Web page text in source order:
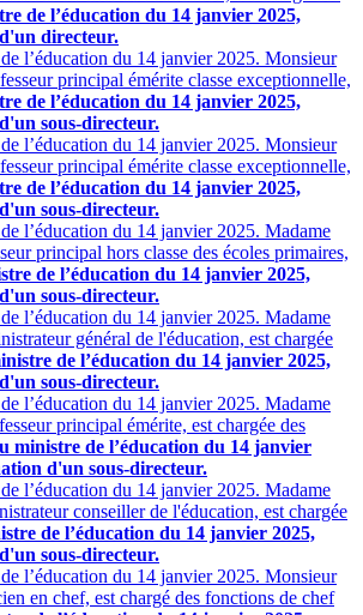
de l’éducation du 14 janvier 2025,
directeur.
l’éducation du 14 janvier 2025. Monsieur
principal émérite classe exceptionnelle,
de l’éducation du 14 janvier 2025,
sous-directeur.
l’éducation du 14 janvier 2025. Monsieur
principal émérite classe exceptionnelle,
de l’éducation du 14 janvier 2025,
sous-directeur.
l’éducation du 14 janvier 2025. Madame
principal hors classe des écoles primaires,
de l’éducation du 14 janvier 2025,
sous-directeur.
l’éducation du 14 janvier 2025. Madame
général de l'éducation, est chargée
de l’éducation du 14 janvier 2025,
sous-directeur.
l’éducation du 14 janvier 2025. Madame
principal émérite, est chargée des
ministre de l’éducation du 14 janvier
d'un sous-directeur.
l’éducation du 14 janvier 2025. Madame
conseiller de l'éducation, est chargée
de l’éducation du 14 janvier 2025,
sous-directeur.
l’éducation du 14 janvier 2025. Monsieur
en chef, est chargé des fonctions de chef